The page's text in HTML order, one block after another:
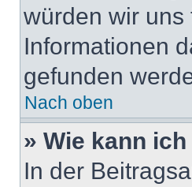
würden wir uns
Informationen
gefunden
Nach oben
» Wie kann
In der